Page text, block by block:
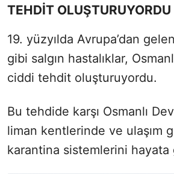
TEHDİT OLUŞTURUYORDU
19. yüzyılda Avrupa’dan
gibi salgın hastalıklar,
ciddi tehdit oluşturuyordu.
Bu tehdide karşı Osmanlı
liman kentlerinde ve ulaşım
karantina sistemlerini hayata